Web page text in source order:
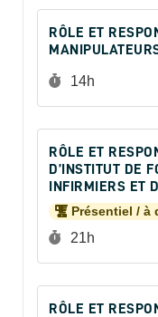
RÔLE ET
Durée :
14h
RÔLE ET
D’INSTITUT DE
INFIRMIERS ET
JOURS
Présentiel / à
Durée :
21h
RÔLE ET